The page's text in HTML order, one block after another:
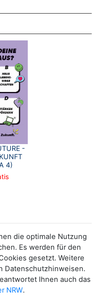
ZULETZT ANGESEHENE
-
4)
die optimale Nutzung
Es werden für den
gesetzt. Weitere
Datenschutzhinweisen.
Ihnen auch das
NRW.